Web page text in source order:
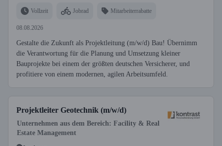
Vollzeit Jobrad Mitarbeiterrabatte
08.08.2026
Gestalte die Zukunft als Projektleitung (m/w/d) Bau! Übernimm
die Verantwortung für die Planung und Umsetzung kleiner
Bauprojekte bei einem der größten deutschen Versicherer, und
profitiere von einem modernen, agilen Arbeitsumfeld.
Projektleiter Geotechnik (m/w/d)
Unternehmen aus dem Bereich: Facility & Real
Estate Management